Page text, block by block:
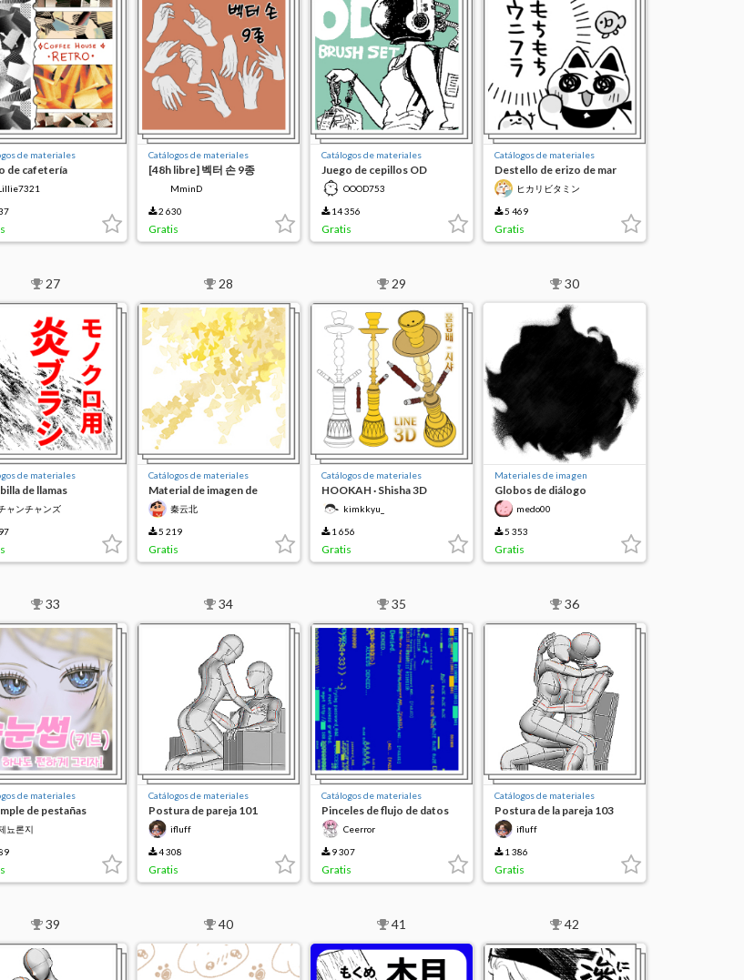
de materiales
de cafetería
Catálogos de materiales
[48h libre] 벡터 손 9종
MminD
2 630
Gratis
Catálogos de materiales
Juego de cepillos OD
(renovación)
OOOD753
14 356
Gratis
Catálogos de materiales
Destello de erizo de mar
glutinosoヒカリビタミン
5 469
Gratis
27
de materiales
de llamas
ャンチャンズ
28
Catálogos de materiales
Material de imagen de
Ginkgo秦云北
5 219
Gratis
29
Catálogos de materiales
HOOKAH · Shisha 3D
kimkkyu_
1 656
Gratis
30
Materiales de imagen
Globos de diálogo
extracurriculares
medo00
5 353
Gratis
33
de materiales
de pestañas
뇨론지
34
Catálogos de materiales
Postura de pareja 101
ifluff
4 308
Gratis
35
Catálogos de materiales
Pinceles de flujo de datos
(3)
Ceerror
9 307
Gratis
36
Catálogos de materiales
Postura de la pareja 103
ifluff
1 386
Gratis
39 40 41 42